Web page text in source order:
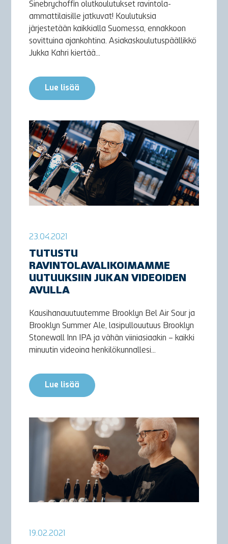
Sinebrychoffin olutkoulutukset ravintola-
ammattilaisille jatkuvat! Koulutuksia
järjestetään kaikkialla Suomessa, ennakkoon
sovittuina ajankohtina. Asiakaskoulutuspäällikkö
Jukka Kahri kiertää...
Lue lisää
23.04.2021
TUTUSTU
RAVINTOLAVALIKOIMAMME
UUTUUKSIIN JUKAN VIDEOIDEN
AVULLA
Kausihanauutuutemme Brooklyn Bel Air Sour ja
Brooklyn Summer Ale, lasipullouutuus Brooklyn
Stonewall Inn IPA ja vähän viiniasiaakin – kaikki
minuutin videoina henkilökunnallesi...
Lue lisää
19.02.2021